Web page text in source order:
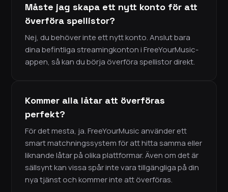
Måste jag skapa ett nytt konto för att
överföra spellistor?
Nej, du behöver inte ett nytt konto. Anslut bara
dina befintliga streamingkonton i FreeYourMusic-
appen, så kan du börja överföra spellistor direkt.
Kommer alla låtar att överföras
perfekt?
För det mesta, ja. FreeYourMusic använder ett
smart matchningssystem för att hitta samma eller
liknande låtar på olika plattformar. Även om det är
sällsynt kan vissa spår inte vara tillgängliga på din
nya tjänst och kommer inte att överföras.